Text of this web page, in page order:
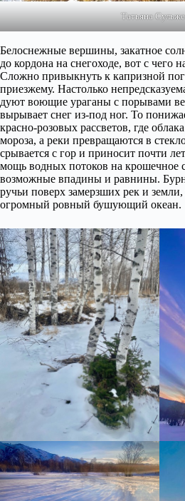
Татьяна
Белоснежные вершины, закатное
до кордона на снегоходе, вот с чего
Сложно привыкнуть к капризной
приезжему. Настолько
дуют воющие ураганы с порывами
вырывает снег из-под ног. То
красно-розовых рассветов, где
мороза, а реки превращаются в
срывается с гор и приносит почти
мощь водных потоков на крошечное
возможные впадины и равнины.
ручьи поверх замерзших рек и
огромный ровный бушующий океан.